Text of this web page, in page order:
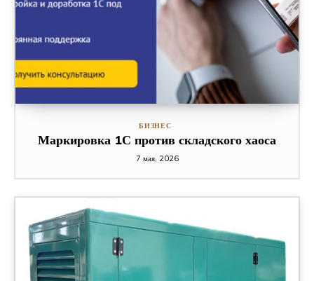
БИЗНЕС
Маркировка 1С против складского хаоса
7 мая, 2026